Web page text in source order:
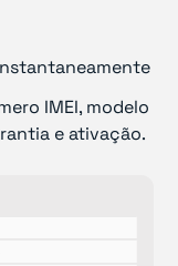
IMEI, modelo
e ativação.